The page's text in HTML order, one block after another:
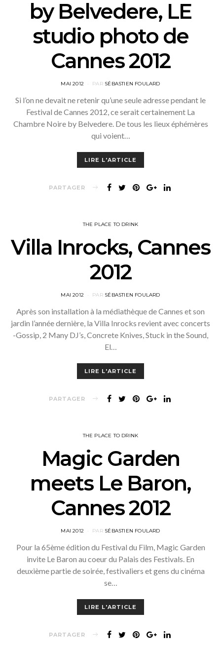
by Belvedere, LE
studio photo de
Cannes 2012
POSTED
MAI 2012 PAR SÉBASTIEN FOULARD
Si l’on ne devait ne retenir qu’une seule adresse pendant le
Festival de Cannes 2012, ce serait certainement La
Chambre Noire by Belvedere. De tous les lieux éphémères
qui voient…
LIRE L'ARTICLE
PARTAGER
THE PLACE TO DRINK
Villa Inrocks, Cannes
2012
POSTED
MAI 2012 PAR SÉBASTIEN FOULARD
Après son installation à la médiathèque de Cannes et son
jardin l’année dernière, la Villa Inrocks revient avec concerts
-Gossip, 2 Many DJ’s, Concrete Knives, Stuck in the Sound,
El…
LIRE L'ARTICLE
PARTAGER
THE PLACE TO DRINK
Magic Garden
meets Le Baron,
Cannes 2012
POSTED
MAI 2012 PAR SÉBASTIEN FOULARD
Pour la 65ème édition du Festival du Film, Magic Garden
invite Le Baron au coeur du Palais des Festivals. En
deuxième partie de soirée, festivaliers et gens du cinéma
se…
LIRE L'ARTICLE
PARTAGER